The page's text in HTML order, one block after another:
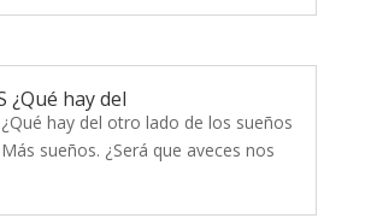
¿Qué hay del
¿Qué hay del otro lado de los sueños
sueños. ¿Será que aveces nos